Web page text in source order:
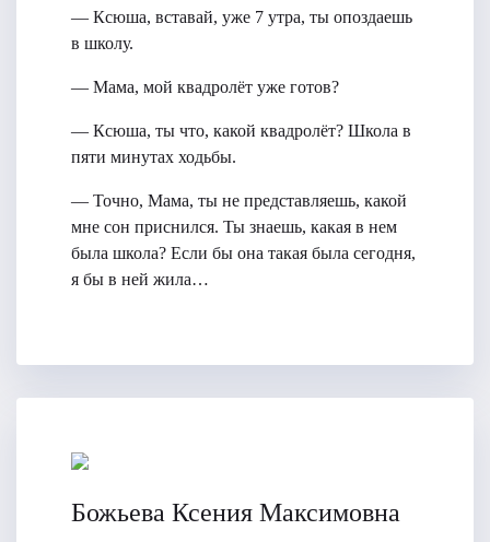
— Ксюша, вставай, уже 7 утра, ты опоздаешь
в школу.
— Мама, мой квадролёт уже готов?
— Ксюша, ты что, какой квадролёт? Школа в
пяти минутах ходьбы.
— Точно, Мама, ты не представляешь, какой
мне сон приснился. Ты знаешь, какая в нем
была школа? Если бы она такая была сегодня,
я бы в ней жила…
Божьева Ксения Максимовна